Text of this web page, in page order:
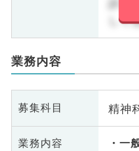
詳し
し
業務内容
募集科目 精神
業務内容 一